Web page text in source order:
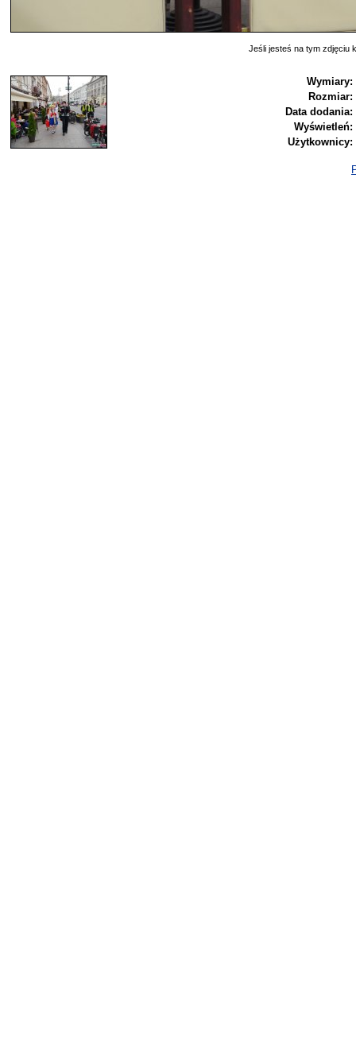
Jeśli jesteś na tym zdjęciu
Wymiary:
Rozmiar:
Data dodania:
Wyświetleń:
Użytkownicy: